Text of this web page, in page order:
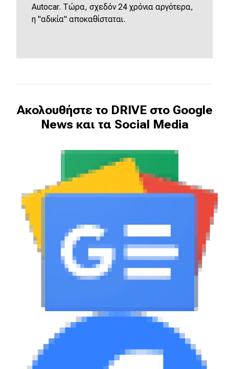
Autocar. Τώρα, σχεδόν 24 χρόνια αργότερα,
η "αδικία" αποκαθίσταται.
Ακολουθήστε το DRIVE στο Google
News και τα Social Media